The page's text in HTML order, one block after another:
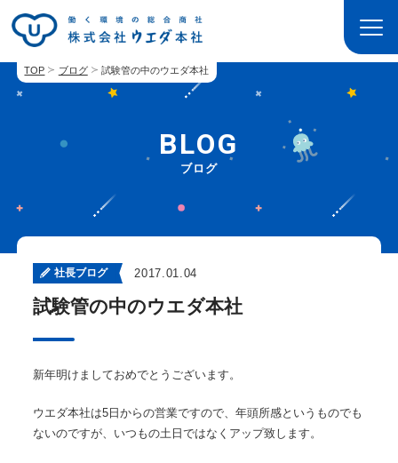
TOP ブログ 試験管の中のウエダ本社
BLOG
ブログ
社長ブログ 2017.01.04
試験管の中のウエダ本社
新年明けましておめでとうございます。
ウエダ本社は5日からの営業ですので、年頭所感というものでも
ないのですが、いつもの土日ではなくアップ致します。